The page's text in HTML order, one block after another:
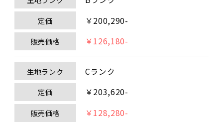
定価 ￥200,290-
販売価格 ￥126,180-
生地ランク Cランク
定価 ￥203,620-
販売価格 ￥128,280-